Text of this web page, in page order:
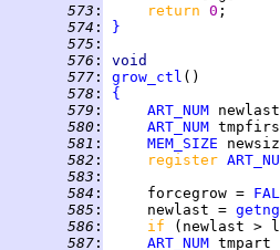
573 : return 0
574 :
}
575 :
576 :
void
577 : grow_ctl
578 :
{
579 :
ART_NUM
580 :
ART_NUM
581 :
MEM_SIZE
582 : register
583 :
584 :
     forcegrow =
585 :
     newlast =
586 : if
(newlast
587 :
ART_NUM